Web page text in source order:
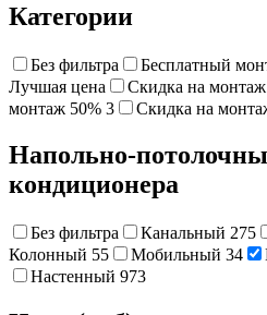
Категории
Без фильтра Бесплатный
Лучшая цена
Cкидка на
монтаж 50% 3 Cкидка на
Напольно-
кондиционера
Без фильтра Канальный 275
Колонный 55 Мобильный 34
Настенный 973